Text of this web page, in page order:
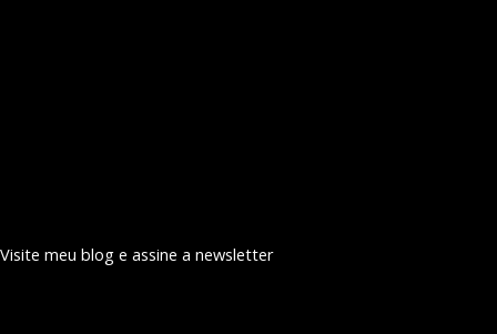
Visite meu blog e assine a newsletter